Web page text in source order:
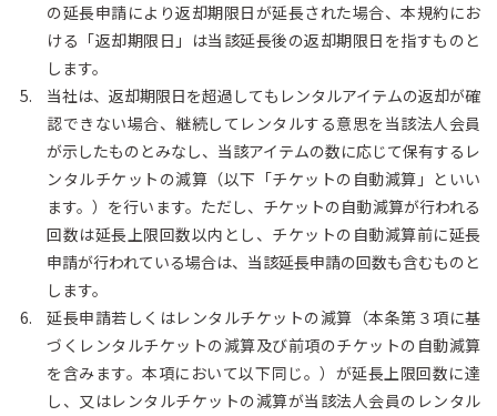
の延長申請により返却期限日が延長された場合、本規約にお
ける「返却期限日」は当該延長後の返却期限日を指すものと
します。
当社は、返却期限日を超過してもレンタルアイテムの返却が確
認できない場合、継続してレンタルする意思を当該法人会員
が示したものとみなし、当該アイテムの数に応じて保有するレ
ンタルチケットの減算（以下「チケットの自動減算」といい
ます。）を行います。ただし、チケットの自動減算が行われる
回数は延長上限回数以内とし、チケットの自動減算前に延長
申請が行われている場合は、当該延長申請の回数も含むものと
します。
延長申請若しくはレンタルチケットの減算（本条第３項に基
づくレンタルチケットの減算及び前項のチケットの自動減算
を含みます。本項において以下同じ。）が延長上限回数に達
し、又はレンタルチケットの減算が当該法人会員のレンタル